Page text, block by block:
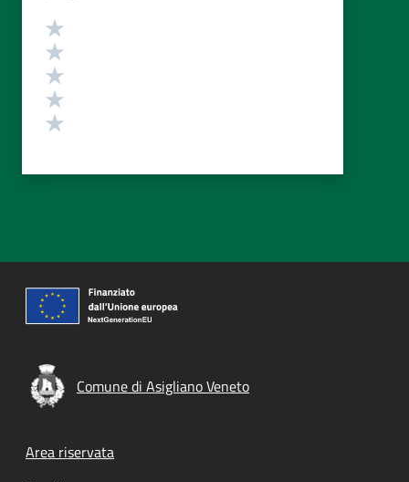
Valutazione
Comune di Asigliano Veneto
Footer menu
Area riservata